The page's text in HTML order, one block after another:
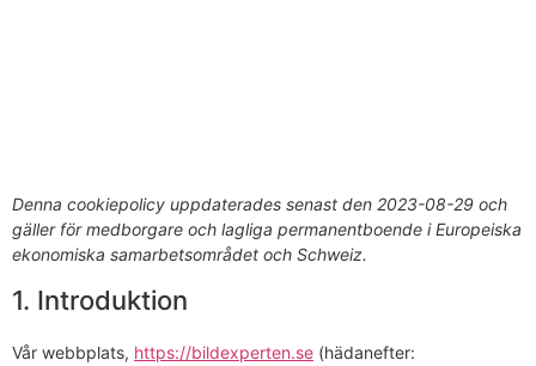
Denna cookiepolicy uppdaterades senast den 2023-08-29 och
gäller för medborgare och lagliga permanentboende i Europeiska
ekonomiska samarbetsområdet och Schweiz.
1. Introduktion
Vår webbplats, https://bildexperten.se (hädanefter: